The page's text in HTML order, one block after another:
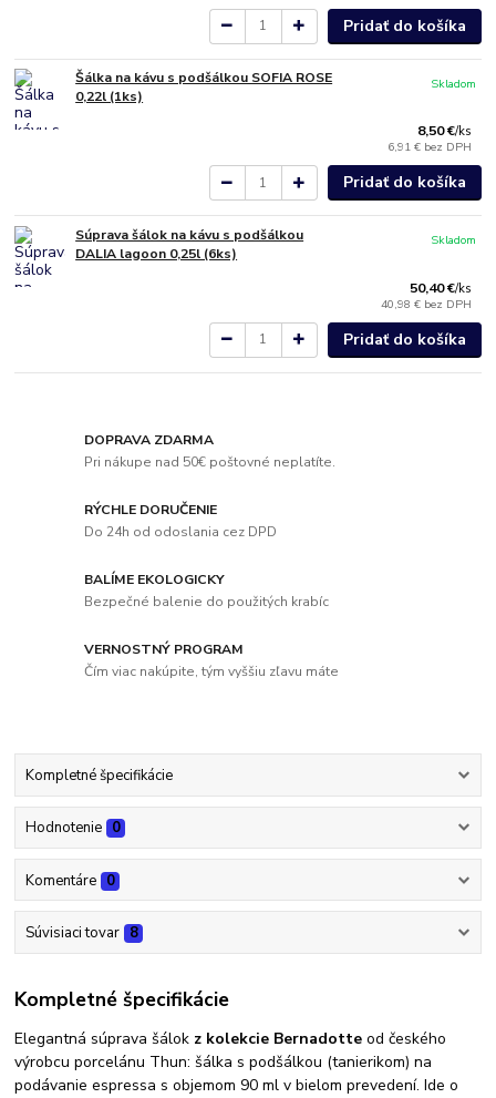
Pridať do košíka
Šálka na kávu s podšálkou SOFIA ROSE
0,22l (1ks)
8,50 €/ks
6,91 € bez DPH
Skladom
Pridať do košíka
Súprava šálok na kávu s podšálkou
DALIA lagoon 0,25l (6ks)
50,40 €/ks
40,98 € bez DPH
Skladom
Pridať do košíka
DOPRAVA ZDARMA
Pri nákupe nad 50€ poštovné neplatíte.
RÝCHLE DORUČENIE
Do 24h od odoslania cez DPD
BALÍME EKOLOGICKY
Bezpečné balenie do použitých krabíc
VERNOSTNÝ PROGRAM
Čím viac nakúpite, tým vyššiu zľavu máte
Kompletné špecifikácie
Hodnotenie 0
Komentáre 0
Súvisiaci tovar 8
Kompletné špecifikácie
Elegantná súprava šálok z kolekcie Bernadotte od českého
výrobcu porcelánu Thun: šálka s podšálkou (tanierikom) na
podávanie espressa s objemom 90 ml v bielom prevedení. Ide o